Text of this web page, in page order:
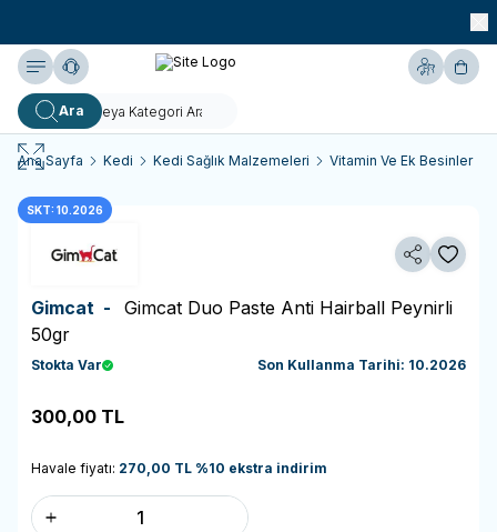
Yardım
Ara
Hesabım
Ana Sayfa Kedi Kedi Sağlık Malzemeleri Vitamin Ve Ek Besinler
SKT: 10.2026
Paylaş
Gimcat - Gimcat Duo Paste Anti Hairball Peynirli
50gr
Stokta Var Son Kullanma Tarihi: 10.2026
300,00 TL
Havale fiyatı: 270,00 TL %10 ekstra indirim